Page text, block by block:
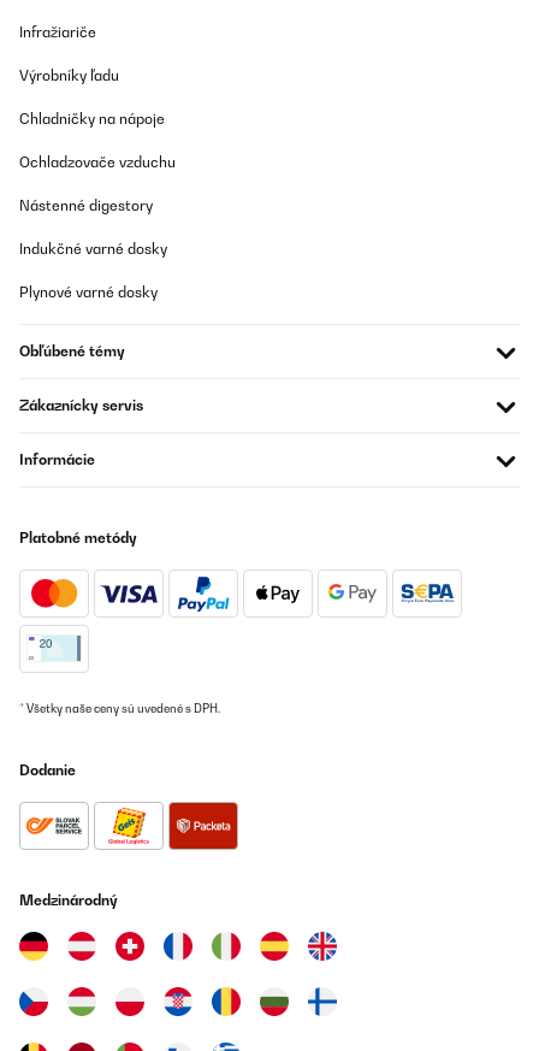
Infražiariče
Výrobníky ľadu
Chladničky na nápoje
Ochladzovače vzduchu
Nástenné digestory
Indukčné varné dosky
Plynové varné dosky
Obľúbené témy
Zákaznícky servis
Informácie
Platobné metódy
* Všetky naše ceny sú uvedené s DPH.
Dodanie
Medzinárodný